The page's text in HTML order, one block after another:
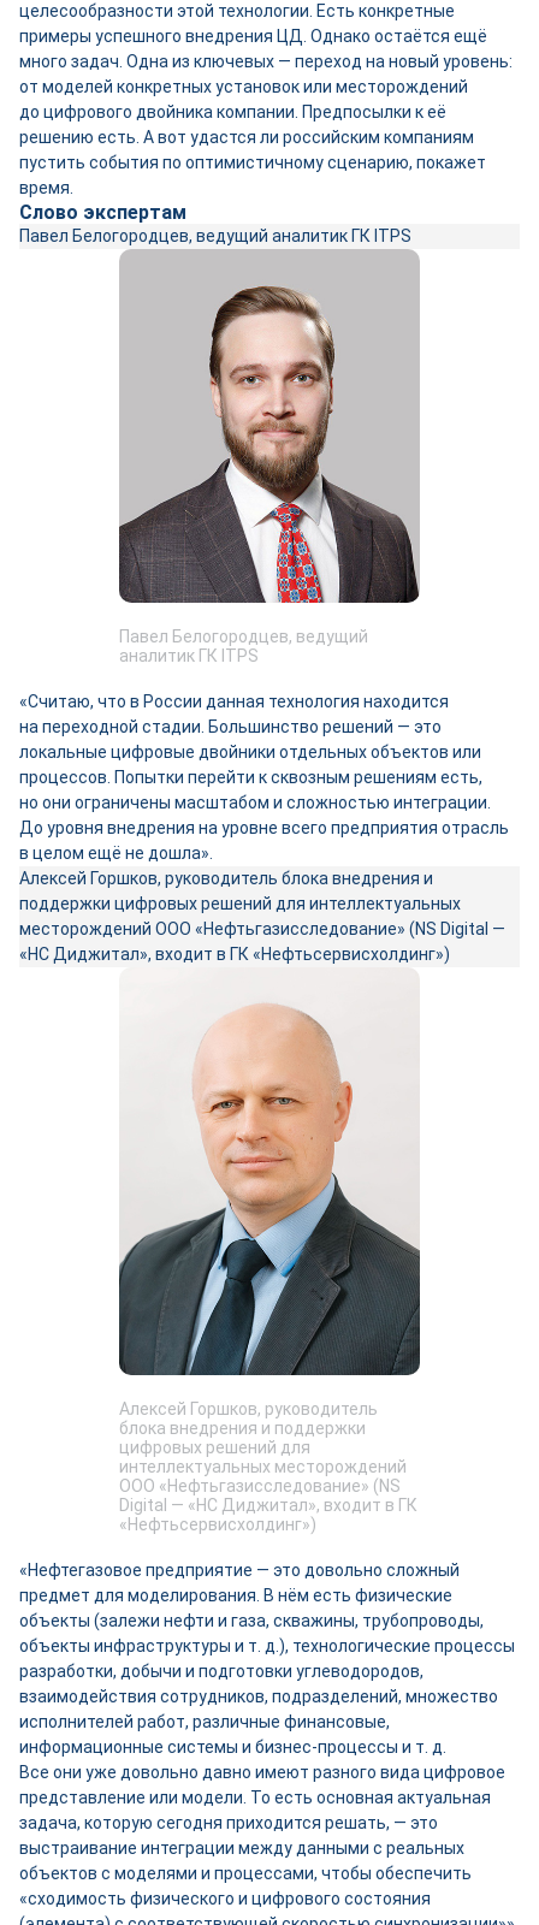
целесообразности этой технологии. Есть конкретные
примеры успешного внедрения ЦД. Однако остаётся ещё
много задач. Одна из ключевых ― переход на новый уровень:
от моделей конкретных установок или месторождений
до цифрового двой­ника компании. Предпосылки к её
решению есть. А вот удастся ли российским компаниям
пустить события по оптимистичному сценарию, покажет
время.
Слово экспертам
Павел Белогородцев, ведущий аналитик ГК ITPS
Павел Белогородцев, ведущий
аналитик ГК ITPS
«Считаю, что в России данная технология находится
на переходной стадии. Большинство решений — это
локальные цифровые двой­ники отдельных объектов или
процессов. Попытки перейти к сквозным решениям есть,
но они ограничены масштабом и сложностью интеграции.
До уровня внедрения на уровне всего предприятия отрасль
в целом ещё не дошла».
Алексей Горшков, руководитель блока внедрения и
поддержки цифровых решений для интеллектуальных
месторождений ООО «Нефтьгазисследование» (NS Digital ―
«НС Диджитал», входит в ГК «Нефтьсервисхолдинг»)
Алексей Горшков, руководитель
блока внедрения и поддержки
цифровых решений для
интеллектуальных месторождений
ООО «Нефтьгазисследование» (NS
Digital ― «НС Диджитал», входит в ГК
«Нефтьсервисхолдинг»)
«Нефтегазовое предприятие ― это довольно сложный
предмет для моделирования. В нём есть физические
объекты (залежи нефти и газа, скважины, трубопроводы,
объекты инфраструктуры и т. д.), технологические процессы
разработки, добычи и подготовки углеводородов,
взаимодействия сотрудников, подразделений, множество
исполнителей работ, различные финансовые,
информационные системы и бизнес-­процессы и т. д.
Все они уже довольно давно имеют разного вида цифровое
представление или модели. То есть основная актуальная
задача, которую сегодня приходится решать, ― это
выстраивание интеграции между данными с реальных
объектов с моделями и процессами, чтобы обеспечить
«сходимость физического и цифрового состояния